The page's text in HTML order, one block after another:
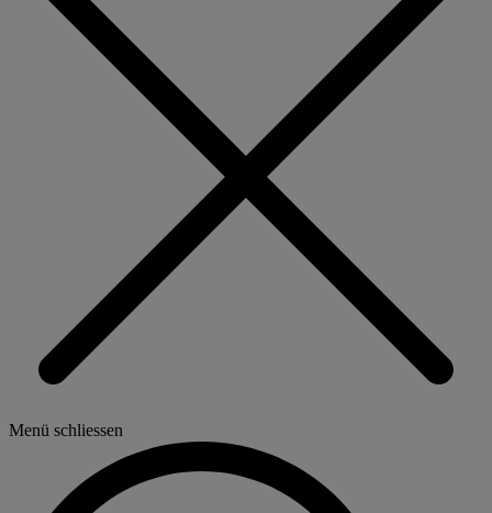
Menü schliessen